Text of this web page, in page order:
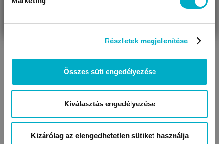
Részletek megjelenítése
Összes süti engedélyezése
Kiválasztás engedélyezése
Kizárólag az elengedhetetlen sütiket használja
66,33 Ft/g
VÁRANDÓS
AJÁNDÉKOT